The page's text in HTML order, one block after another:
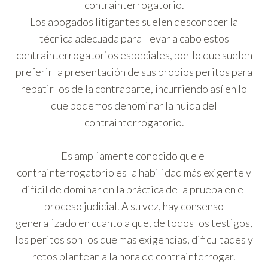
contrainterrogatorio.
Los abogados litigantes suelen desconocer la
técnica adecuada para llevar a cabo estos
contrainterrogatorios especiales, por lo que suelen
preferir la presentación de sus propios peritos para
rebatir los de la contraparte, incurriendo así en lo
que podemos denominar la huida del
contrainterrogatorio.
Es ampliamente conocido que el
contrainterrogatorio es la habilidad más exigente y
difícil de dominar en la práctica de la prueba en el
proceso judicial. A su vez, hay consenso
generalizado en cuanto a que, de todos los testigos,
los peritos son los que mas exigencias, dificultades y
retos plantean a la hora de contrainterrogar.